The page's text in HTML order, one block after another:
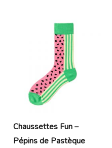
Chaussettes Fun –
Pépins de Pastèque